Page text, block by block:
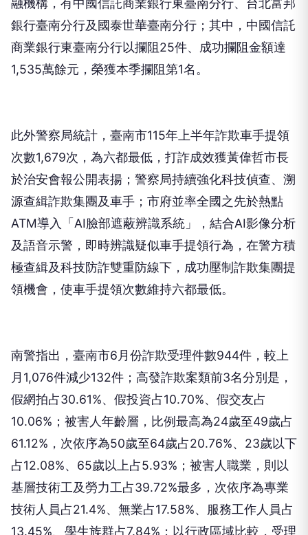
融機構，有中國信託商業銀行東臺南分行、台北富邦
銀行臺南分行及國泰世華臺南分行；其中，中國信託
商業銀行東臺南分行以攔阻25件、成功攔阻金額達
1,535萬餘元，榮獲本季攔阻第1名。
此外警察局統計，臺南市115年上半年詐欺車手提領
次數1,679次，為六都最低，打詐成效獲黃偉哲市長
於治安會報公開表揚；警察局持續強化科技偵查、溯
源查緝詐欺集團及車手；市府並率全國之先於熱點
ATM導入「AI臉部遮蔽辨識系統」，結合AI影像分析
及語音示警，即時辨識疑似車手提領行為，在警方積
極查緝及科技防詐雙重防線下，成功壓制詐欺集團提
領機會，使車手提領次數維持六都最低。
南警指出，臺南市6月份詐欺受理件數944件，較上
月1,076件減少132件；高發詐欺案類前3名分別是，
假網拍占30.61%、假投資占10.70%、假交友占
10.06%；被害人年齡層，比例最高為24歲至49歲占
61.12%，次依序為50歲至64歲占20.76%、23歲以下
占12.08%、65歲以上占5.93%；被害人職業，則以
基層技術工及勞力工占39.72%最多，次依序為專業
技術人員占21.4%、無業占17.58%、服務工作人員占
13.45%、學生族群占7.84%；以行政區域比較，受理